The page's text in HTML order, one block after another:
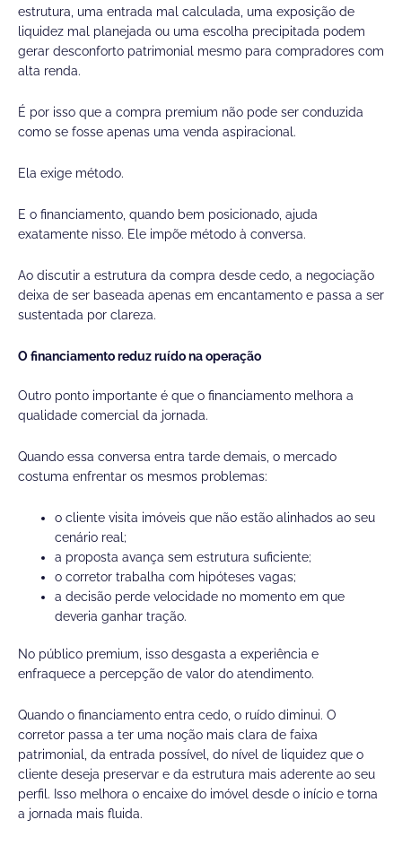
estrutura, uma entrada mal calculada, uma exposição de
liquidez mal planejada ou uma escolha precipitada podem
gerar desconforto patrimonial mesmo para compradores com
alta renda.
É por isso que a compra premium não pode ser conduzida
como se fosse apenas uma venda aspiracional.
Ela exige método.
E o financiamento, quando bem posicionado, ajuda
exatamente nisso. Ele impõe método à conversa.
Ao discutir a estrutura da compra desde cedo, a negociação
deixa de ser baseada apenas em encantamento e passa a ser
sustentada por clareza.
O financiamento reduz ruído na operação
Outro ponto importante é que o financiamento melhora a
qualidade comercial da jornada.
Quando essa conversa entra tarde demais, o mercado
costuma enfrentar os mesmos problemas:
o cliente visita imóveis que não estão alinhados ao seu
cenário real;
a proposta avança sem estrutura suficiente;
o corretor trabalha com hipóteses vagas;
a decisão perde velocidade no momento em que
deveria ganhar tração.
No público premium, isso desgasta a experiência e
enfraquece a percepção de valor do atendimento.
Quando o financiamento entra cedo, o ruído diminui. O
corretor passa a ter uma noção mais clara de faixa
patrimonial, da entrada possível, do nível de liquidez que o
cliente deseja preservar e da estrutura mais aderente ao seu
perfil. Isso melhora o encaixe do imóvel desde o início e torna
a jornada mais fluida.